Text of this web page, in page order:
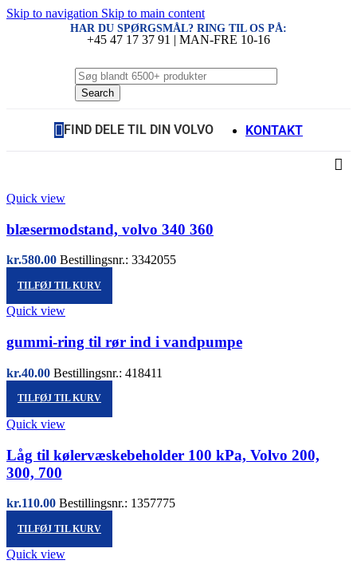
Skip to navigation Skip to main content
HAR DU SPØRGSMÅL? RING TIL OS PÅ:
+45 47 17 37 91 | MAN-FRE 10-16
Search
FIND DELE TIL DIN VOLVO KONTAKT
Quick view
blæsermodstand, volvo 340 360
kr.580.00 Bestillingsnr.: 3342055
TILFØJ TIL KURV
Quick view
gummi-ring til rør ind i vandpumpe
kr.40.00 Bestillingsnr.: 418411
TILFØJ TIL KURV
Quick view
Låg til kølervæskebeholder 100 kPa, Volvo 200,
300, 700
kr.110.00 Bestillingsnr.: 1357775
TILFØJ TIL KURV
Quick view